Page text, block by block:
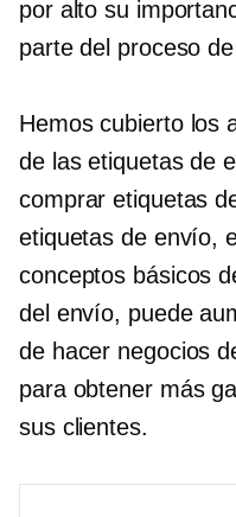
por alto su
parte del proceso
Hemos cubierto los
de las etiquetas de
comprar etiquetas
etiquetas de envío,
conceptos básicos
del envío, puede
de hacer negocios
para obtener más
sus clientes.